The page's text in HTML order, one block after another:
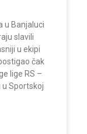
u Banjaluci
slavili
u ekipi
čak
lige RS –
Sportskoj